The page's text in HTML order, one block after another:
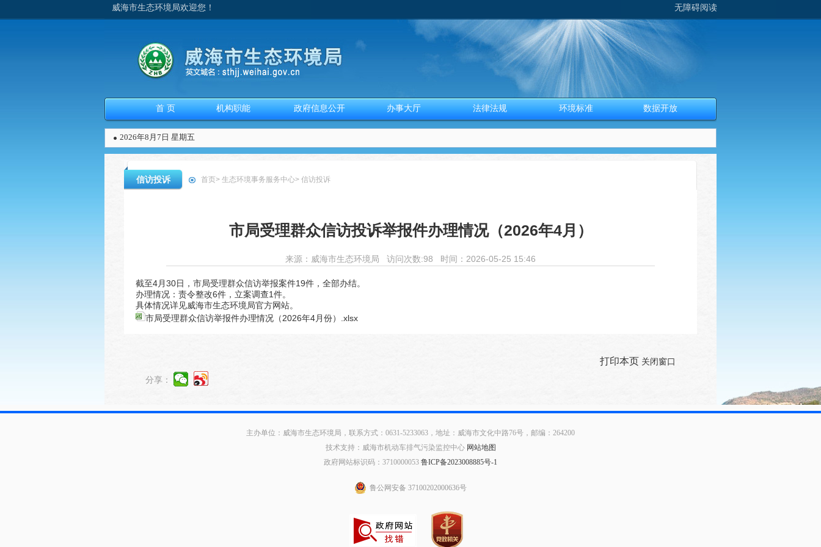
威海市生态环境局欢迎您！ 无障碍阅读
首 页 机构职能 政府信息公开 办事大厅 法律法规 环境标准 数据开放
2026年8月7日 星期五
信访投诉 首页> 生态环境事务服务中心> 信访投诉
市局受理群众信访投诉举报件办理情况（2026年4月）
来源： 威海市生态环境局 访问次数:98 时间：2026-05-25 15:46
截至4月30日，市局受理群众信访举报案件19件，全部办结。
办理情况：责令整改6件，立案调查1件。
具体情况详见威海市生态环境局官方网站。
市局受理群众信访举报件办理情况（2026年4月份）.xlsx
打印本页 关闭窗口
分享：
主办单位：威海市生态环境局，联系方式：0631-5233063，地址：威海市文化中路76号，邮编：264200
技术支持：威海市机动车排气污染监控中心 网站地图
政府网站标识码：3710000053 鲁ICP备2023008885号-1
鲁公网安备 37100202000636号